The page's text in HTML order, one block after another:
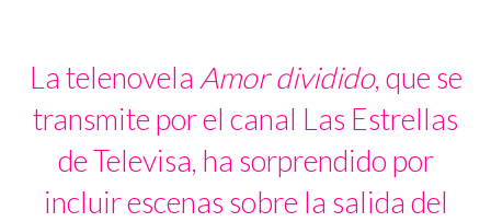
La telenovela Amor dividido, que se
transmite por el canal Las Estrellas
de Televisa, ha sorprendido por
incluir escenas sobre la salida del